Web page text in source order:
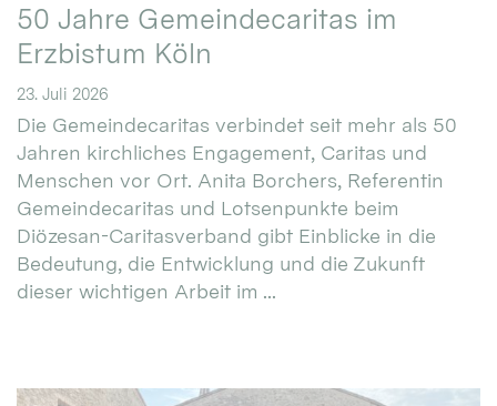
50 Jahre Gemeindecaritas im
Erzbistum Köln
23. Juli 2026
Die Gemeindecaritas verbindet seit mehr als 50
Jahren kirchliches Engagement, Caritas und
Menschen vor Ort. Anita Borchers, Referentin
Gemeindecaritas und Lotsenpunkte beim
Diözesan-Caritasverband gibt Einblicke in die
Bedeutung, die Entwicklung und die Zukunft
dieser wichtigen Arbeit im ...